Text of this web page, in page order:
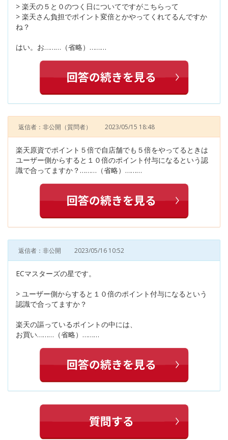
> 楽天の５と０のつく日についてですがこちらって
> 楽天さん負担でポイント変倍とかやってくれてるんですか
ね？
はい。お………（省略）………
返信者：非公開 （質問者） 2023/05/15 18:48
楽天原資でポイント５倍で自店舗でも５倍をやってるときは
ユーザー側からすると１０倍のポイント付与になるという認
識で合ってますか？………（省略）………
返信者：非公開 2023/05/16 10:52
ECマスターズの星です。
> ユーザー側からすると１０倍のポイント付与になるという
認識で合ってますか？
楽天の謳っているポイントの中には、
お買い………（省略）………